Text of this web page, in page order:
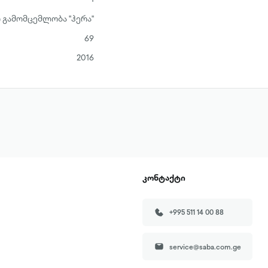
"ჰერა"
69
2016
კონტაქტი
+995 511 14 00 88
service@saba.com.ge